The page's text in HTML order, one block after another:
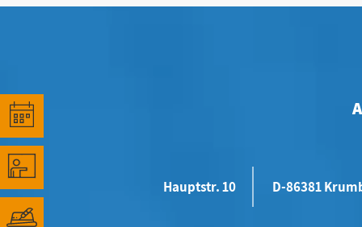
Hauptstr. 10 D-86381